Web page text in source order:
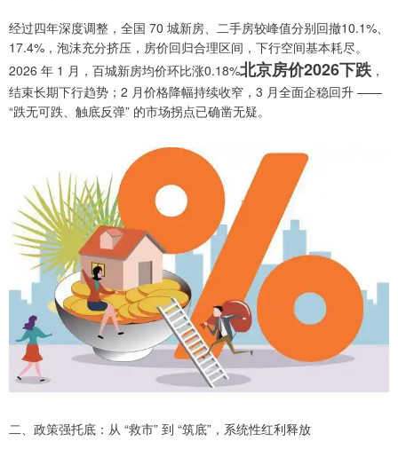
经过四年深度调整，全国 70 城新房、二手房较峰值分别回撤10.1%、
17.4%，泡沫充分挤压，房价回归合理区间，下行空间基本耗尽。
2026 年 1 月，百城新房均价环比涨0.18%北京房价2026下跌 ，
结束长期下行趋势；2 月价格降幅持续收窄，3 月全面企稳回升 ——
“跌无可跌、触底反弹” 的市场拐点已确凿无疑。
二、政策强托底：从 “救市” 到 “筑底”，系统性红利释放